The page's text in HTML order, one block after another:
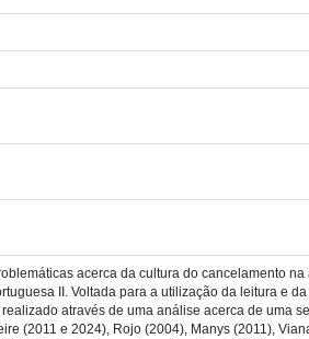
acerca da cultura do cancelamento
II. Voltada para a utilização da leitura e
através de uma análise acerca de uma
(2011 e 2024), Rojo (2004), Manys (2011),